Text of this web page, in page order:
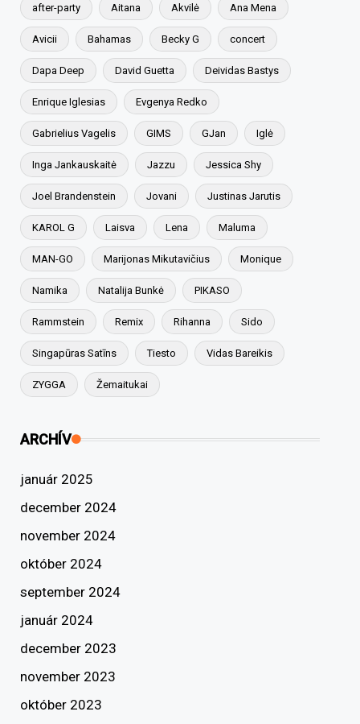
after-party Aitana Akvilė Ana Mena
Avicii Bahamas Becky G concert
Dapa Deep David Guetta Deividas Bastys
Enrique Iglesias Evgenya Redko
Gabrielius Vagelis GIMS GJan Iglė
Inga Jankauskaitė Jazzu Jessica Shy
Joel Brandenstein Jovani Justinas Jarutis
KAROL G Laisva Lena Maluma
MAN-GO Marijonas Mikutavičius Monique
Namika Natalija Bunkė PIKASO
Rammstein Remix Rihanna Sido
Singapūras Satīns Tiesto Vidas Bareikis
ZYGGA Žemaitukai
ARCHÍV
január 2025
december 2024
november 2024
október 2024
september 2024
január 2024
december 2023
november 2023
október 2023